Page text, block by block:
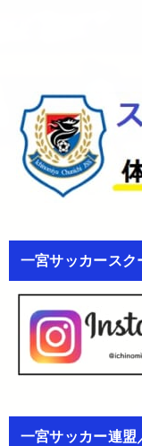
一宮サッカースク
一宮サッカー連盟